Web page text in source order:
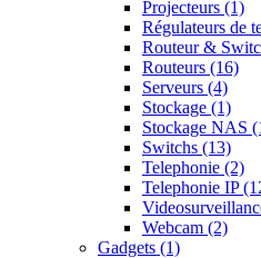
Projecteurs (1)
Régulateurs de
Routeur &
Routeurs (16)
Serveurs (4)
Stockage (1)
Stockage NAS
Switchs (13)
Telephonie (2)
Telephonie IP
Webcam (2)
Gadgets (1)